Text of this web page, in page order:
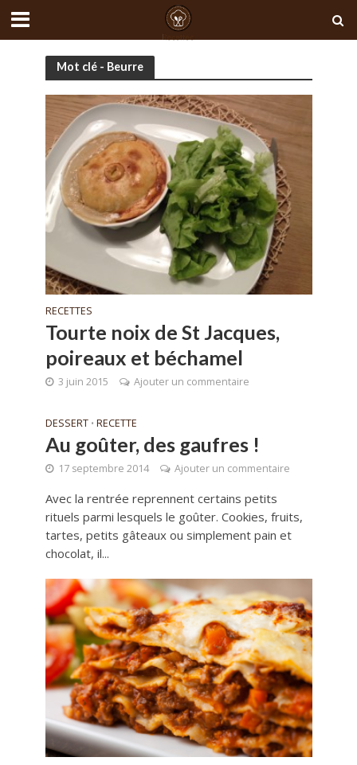
Mot clé - Beurre
RECETTES
Tourte noix de St Jacques,
poireaux et béchamel
3 juin 2015 Ajouter un commentaire
DESSERT • RECETTE
Au goûter, des gaufres !
17 septembre 2014 Ajouter un commentaire
Avec la rentrée reprennent certains petits
rituels parmi lesquels le goûter. Cookies, fruits,
tartes, petits gâteaux ou simplement pain et
chocolat, il...